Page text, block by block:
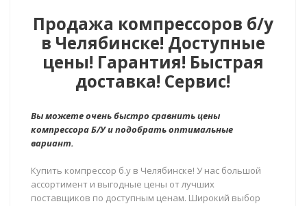
Продажа компрессоров б/у
в Челябинске! Доступные
цены! Гарантия! Быстрая
доставка! Сервис!
Вы можете очень быстро сравнить цены
компрессора Б/У и подобрать оптимальные
вариант.
Купить компрессор б.у в Челябинске! У нас большой
ассортимент и выгодные цены от лучших
поставщиков по доступным ценам. Широкий выбор